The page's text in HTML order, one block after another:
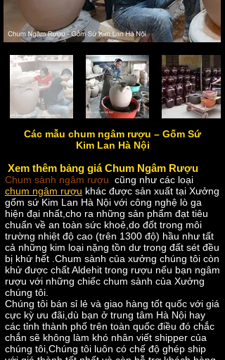
Các mẫu chum ngâm rượu – Gốm Sứ
Kim Lan Hà Nội
Xem thêm bảng giá Chum Ngâm Rượu
Chum sành ngâm rượu cũng như các loại
chum ngâm rượu khác được sản xuất tại Xưởng
gốm sứ Kim Lan Hà Nội với công nghệ lò ga
hiện đại nhất,cho ra những sản phẩm đạt tiêu
chuẩn về an toàn sức khoẻ,do đốt trong môi
trường nhiệt độ cao (trên 1300 độ) hầu như tất
cả những kim loại nặng tồn dư trong đất sét đều
bị khử hết .Chum sành của xưởng chúng tôi còn
khử được chất Aldehit trong rượu nếu bạn ngâm
rượu với những chiếc chum sành của Xưởng
chúng tôi.
Chúng tôi bán sỉ lẻ và giao hàng tốt quốc với giá
cực kỳ ưu đãi,dù bạn ở trung tâm Hà Nội hay
các tỉnh thành phố trên toàn quốc điều đó chắc
chắn sẽ không làm khó nhân viết shipper của
chúng tôi,Chúng tôi luôn có chế độ ghép ship